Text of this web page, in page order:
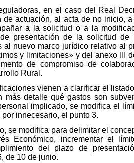
en el caso del Real
actuación, al acta de no inicio,
a la solicitud o a la
presentación de la solicitud
nuevo marco jurídico relativo al
y limitaciones» y del anexo III
de compromiso de
Rural.
vienen a clarificar el
más detalle qué gastos son
implicado, se modifica el
innecesario, el punto 3.
se modifica para delimitar el
Económico, incrementar el
del plazo de
de 10 de junio.